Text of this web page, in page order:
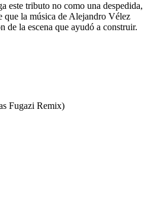
este tributo no como una despedida,
que la música de Alejandro Vélez
de la escena que ayudó a construir.
Fugazi Remix)